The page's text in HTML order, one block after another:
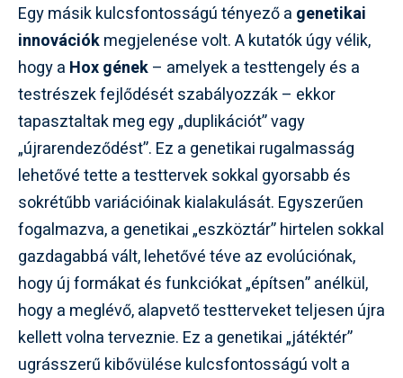
Egy másik kulcsfontosságú tényező a genetikai
innovációkmegjelenése volt. A kutatók úgy vélik,
hogy a Hox gének– amelyek a testtengely és a
testrészek fejlődését szabályozzák – ekkor
tapasztaltak meg egy „duplikációt” vagy
„újrarendeződést”. Ez a genetikai rugalmasság
lehetővé tette a testtervek sokkal gyorsabb és
sokrétűbb variációinak kialakulását. Egyszerűen
fogalmazva, a genetikai „eszköztár” hirtelen sokkal
gazdagabbá vált, lehetővé téve az evolúciónak,
hogy új formákat és funkciókat „építsen” anélkül,
hogy a meglévő, alapvető testterveket teljesen újra
kellett volna terveznie. Ez a genetikai „játéktér”
ugrásszerű kibővülése kulcsfontosságú volt a